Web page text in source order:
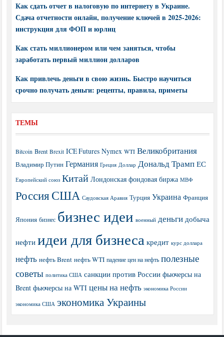
Как сдать отчет в налоговую по интернету в Украине.
Сдача отчетности онлайн, получение ключей в 2025-2026:
инструкция для ФОП и юрлиц
Как стать миллионером или чем заняться, чтобы
заработать первый миллион долларов
Как привлечь деньги в свою жизнь. Быстро научиться
срочно получать деньги: рецепты, правила, приметы
ТЕМЫ
Bitcoin Brent Brexit ICE Futures Nymex WTI Великобритания
Владимир Путин Германия Греция Доллар Дональд Трамп ЕС
Европейский союз Китай Лондонская фондовая биржа МВФ
РоссияСША Саудовская Аравия Турция Украина Франция
Япония бизнес бизнес идеи военный деньги добыча
нефти идеи для бизнеса кредит курс доллара
нефть нефть Brent нефть WTI падение цен на нефть полезные
советы политика США санкции против России фьючерсы на
Brent фьючерсы на WTI цены на нефть экономика России
экономика США экономика Украины